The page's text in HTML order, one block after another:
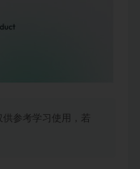
参考学习使用，若